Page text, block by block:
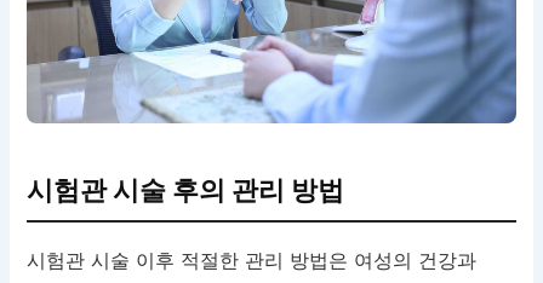
시험관 시술 후의 관리 방법
시험관 시술 이후 적절한 관리 방법은 여성의 건강과